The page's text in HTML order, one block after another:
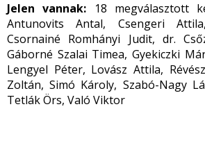
Jelen vannak: 18 megválasztott
Antunovits Antal, Csengeri
Csornainé Romhányi Judit, dr.
Gáborné Szalai Timea, Gyekiczki
Lengyel Péter, Lovász Attila,
Zoltán, Simó Károly, Szabó-Nagy
Tetlák Örs, Való Viktor